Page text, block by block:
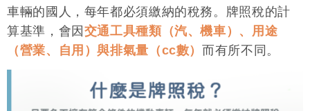
車輛的國人，每年都必須繳納的稅務。牌照稅的計
算基準，會因 交通工具種類（汽、機車）、用途
（營業、自用）與排氣量（cc數）而有所不同。